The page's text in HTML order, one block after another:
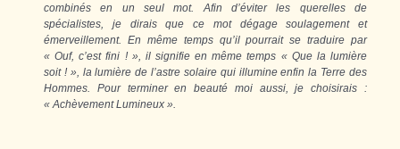
combinés en un seul mot. Afin d’éviter les querelles de
spécialistes, je dirais que ce mot dégage soulagement et
émerveillement. En même temps qu’il pourrait se traduire par
« Ouf, c’est fini ! », il signifie en même temps « Que la lumière
soit ! », la lumière de l’astre solaire qui illumine enfin la Terre des
Hommes. Pour terminer en beauté moi aussi, je choisirais :
« Achèvement Lumineux ».